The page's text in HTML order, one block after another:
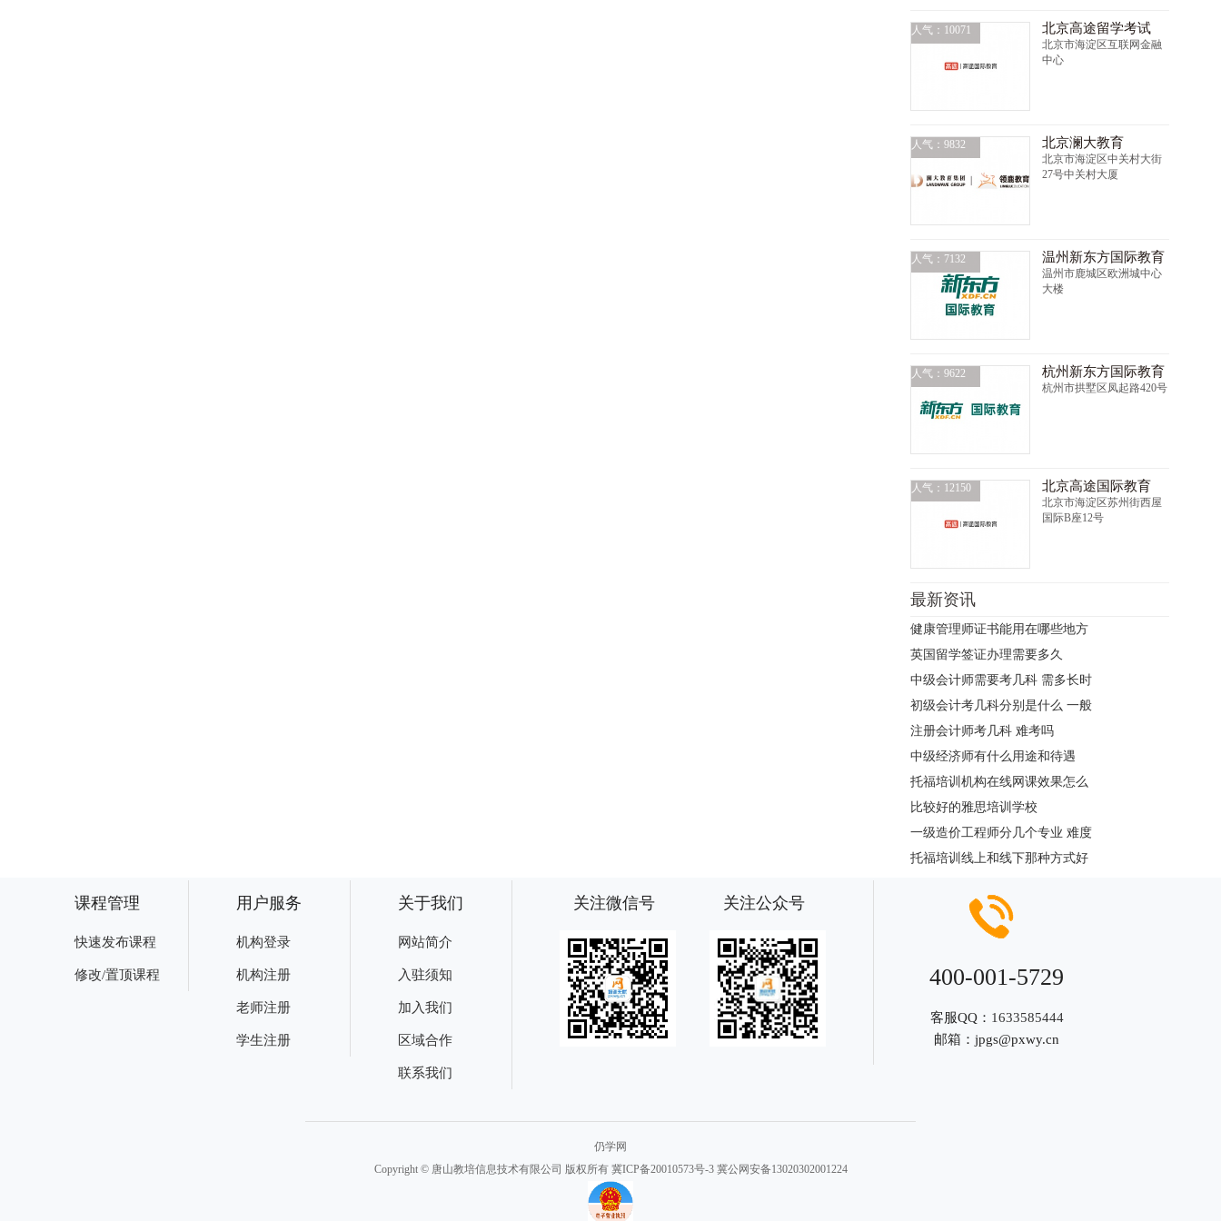
人气：10071 北京高途留学考试
北京市海淀区互联网金融
中心
人气：9832 北京澜大教育
北京市海淀区中关村大街
27号中关村大厦
人气：7132 温州新东方国际教育
温州市鹿城区欧洲城中心
大楼
人气：9622 杭州新东方国际教育
杭州市拱墅区凤起路420号
人气：12150 北京高途国际教育
北京市海淀区苏州街西屋
国际B座12号
最新资讯
健康管理师证书能用在哪些地方
英国留学签证办理需要多久
中级会计师需要考几科 需多长时
初级会计考几科分别是什么 一般
注册会计师考几科 难考吗
中级经济师有什么用途和待遇
托福培训机构在线网课效果怎么
比较好的雅思培训学校
一级造价工程师分几个专业 难度
托福培训线上和线下那种方式好
课程管理
快速发布课程
修改/置顶课程
用户服务
机构登录
机构注册
老师注册
学生注册
关于我们
网站简介
入驻须知
加入我们
区域合作
联系我们
关注微信号 关注公众号
400-001-5729
客服QQ： 1633585444
邮箱： jpgs@pxwy.cn
仍学网
Copyright © 唐山教培信息技术有限公司 版权所有 冀ICP备20010573号-3 冀公网安备13020302001224